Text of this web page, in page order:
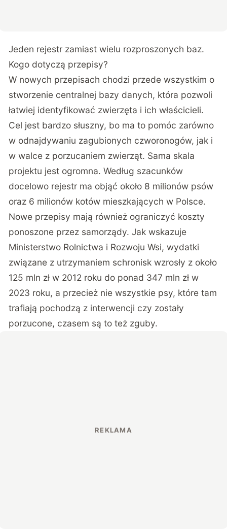
Jeden rejestr zamiast wielu rozproszonych baz.
Kogo dotyczą przepisy?
W nowych przepisach chodzi przede wszystkim o
stworzenie centralnej bazy danych, która pozwoli
łatwiej identyfikować zwierzęta i ich właścicieli.
Cel jest bardzo słuszny, bo ma to pomóc zarówno
w odnajdywaniu zagubionych czworonogów, jak i
w walce z porzucaniem zwierząt. Sama skala
projektu jest ogromna. Według szacunków
docelowo rejestr ma objąć około 8 milionów psów
oraz 6 milionów kotów mieszkających w Polsce.
Nowe przepisy mają również ograniczyć koszty
ponoszone przez samorządy. Jak wskazuje
Ministerstwo Rolnictwa i Rozwoju Wsi, wydatki
związane z utrzymaniem schronisk wzrosły z około
125 mln zł w 2012 roku do ponad 347 mln zł w
2023 roku, a przecież nie wszystkie psy, które tam
trafiają pochodzą z interwencji czy zostały
porzucone, czasem są to też zguby.